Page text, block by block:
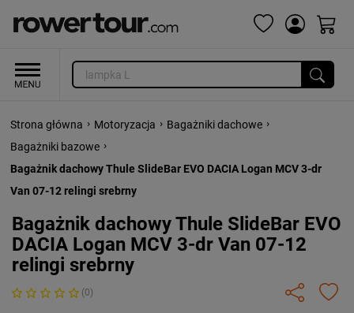
Strona główna › Motoryzacja › Bagażniki dachowe ›
Bagażniki bazowe ›
Bagażnik dachowy Thule SlideBar EVO DACIA Logan MCV 3-dr
Van 07-12 relingi srebrny
Bagażnik dachowy Thule SlideBar EVO
DACIA Logan MCV 3-dr Van 07-12
relingi srebrny
(0)